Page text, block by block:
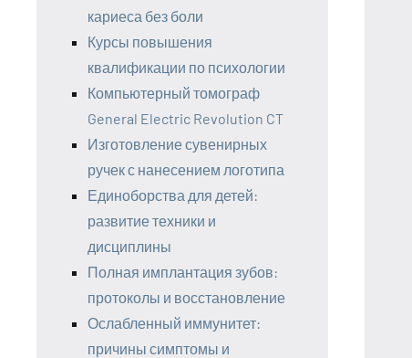
кариеса без боли
Курсы повышения
квалификации по психологии
Компьютерный томограф
General Electric Revolution CT
Изготовление сувенирных
ручек с нанесением логотипа
Единоборства для детей:
развитие техники и
дисциплины
Полная имплантация зубов:
протоколы и восстановление
Ослабленный иммунитет:
причины симптомы и